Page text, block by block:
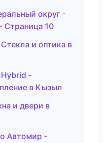
округ -
Страница 10
и оптика в
Hybrid -
в Кызыл
и двери в
Автомир -